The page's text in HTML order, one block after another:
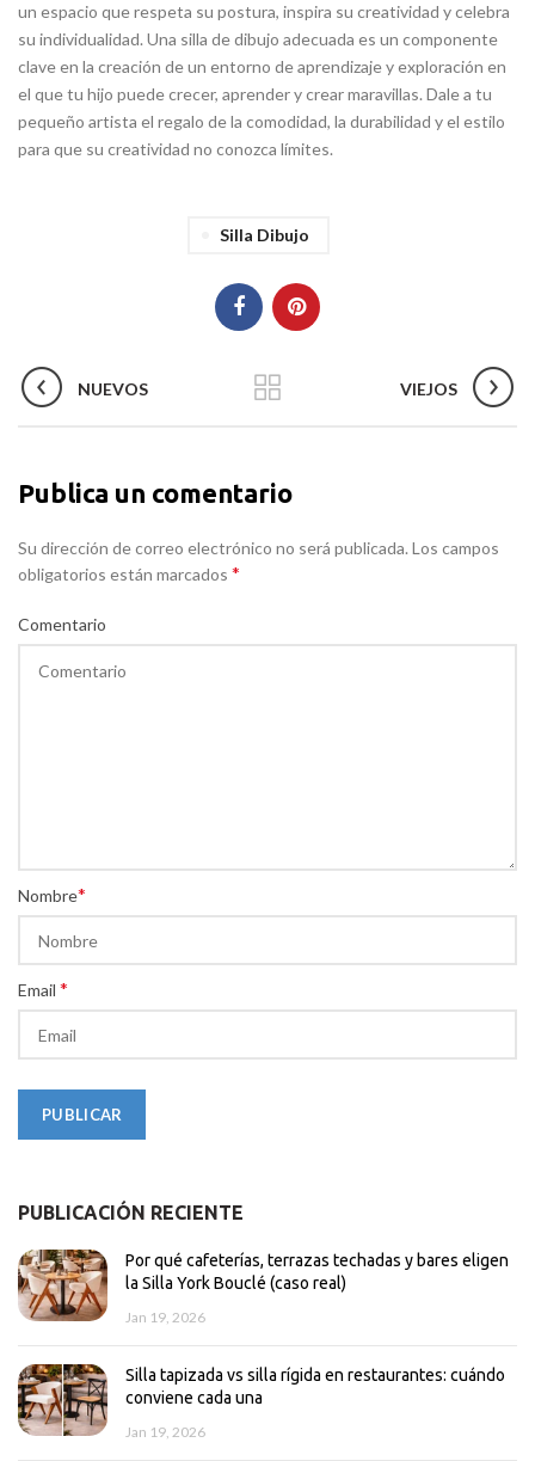
un espacio que respeta su postura, inspira su creatividad y celebra
su individualidad. Una silla de dibujo adecuada es un componente
clave en la creación de un entorno de aprendizaje y exploración en
el que tu hijo puede crecer, aprender y crear maravillas. Dale a tu
pequeño artista el regalo de la comodidad, la durabilidad y el estilo
para que su creatividad no conozca límites.
Silla Dibujo
NUEVOS VIEJOS
Publica un comentario
Su dirección de correo electrónico no será publicada. Los campos
obligatorios están marcados *
Comentario
Nombre*
Email *
PUBLICACIÓN RECIENTE
Por qué cafeterías, terrazas techadas y bares eligen
la Silla York Bouclé (caso real)
Jan 19, 2026
Silla tapizada vs silla rígida en restaurantes: cuándo
conviene cada una
Jan 19, 2026